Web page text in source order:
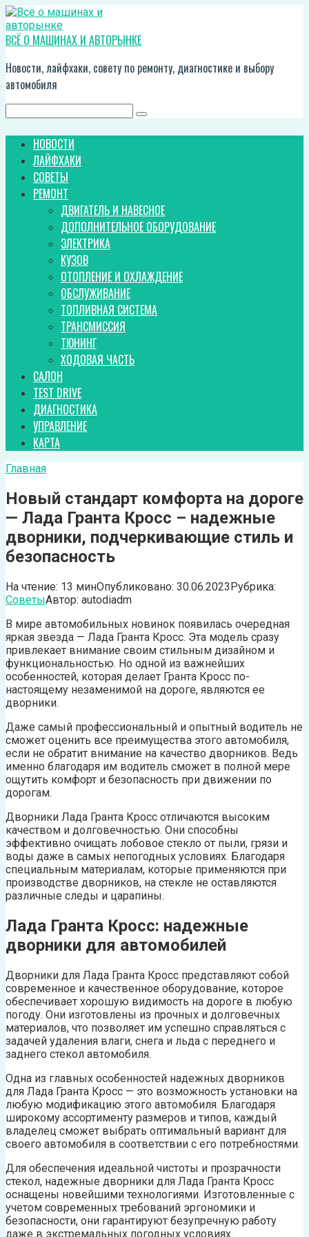
Перейти
к
контенту
ВСЁ О МАШИНАХ И АВТОРЫНКЕ
Новости, лайфхаки, совету по ремонту, диагностике и выбору
автомобиля
НОВОСТИ
ЛАЙФХАКИ
СОВЕТЫ
РЕМОНТ
ДВИГАТЕЛЬ И НАВЕСНОЕ
ДОПОЛНИТЕЛЬНОЕ ОБОРУДОВАНИЕ
ЭЛЕКТРИКА
КУЗОВ
ОТОПЛЕНИЕ И ОХЛАЖДЕНИЕ
ОБСЛУЖИВАНИЕ
ТОПЛИВНАЯ СИСТЕМА
ТРАНСМИССИЯ
ТЮНИНГ
ХОДОВАЯ ЧАСТЬ
САЛОН
TEST DRIVE
ДИАГНОСТИКА
УПРАВЛЕНИЕ
КАРТА
Главная
Новый стандарт комфорта на дороге
— Лада Гранта Кросс – надежные
дворники, подчеркивающие стиль и
безопасность
На чтение: 13 минОпубликовано: 30.06.2023Рубрика:
СоветыАвтор: autodiadm
В мире автомобильных новинок появилась очередная
яркая звезда — Лада Гранта Кросс. Эта модель сразу
привлекает внимание своим стильным дизайном и
функциональностью. Но одной из важнейших
особенностей, которая делает Гранта Кросс по-
настоящему незаменимой на дороге, являются ее
дворники.
Даже самый профессиональный и опытный водитель не
сможет оценить все преимущества этого автомобиля,
если не обратит внимание на качество дворников. Ведь
именно благодаря им водитель сможет в полной мере
ощутить комфорт и безопасность при движении по
дорогам.
Дворники Лада Гранта Кросс отличаются высоким
качеством и долговечностью. Они способны
эффективно очищать лобовое стекло от пыли, грязи и
воды даже в самых непогодных условиях. Благодаря
специальным материалам, которые применяются при
производстве дворников, на стекле не оставляются
различные следы и царапины.
Лада Гранта Кросс: надежные
дворники для автомобилей
Дворники для Лада Гранта Кросс представляют собой
современное и качественное оборудование, которое
обеспечивает хорошую видимость на дороге в любую
погоду. Они изготовлены из прочных и долговечных
материалов, что позволяет им успешно справляться с
задачей удаления влаги, снега и льда с переднего и
заднего стекол автомобиля.
Одна из главных особенностей надежных дворников
для Лада Гранта Кросс — это возможность установки на
любую модификацию этого автомобиля. Благодаря
широкому ассортименту размеров и типов, каждый
владелец сможет выбрать оптимальный вариант для
своего автомобиля в соответствии с его потребностями.
Для обеспечения идеальной чистоты и прозрачности
стекол, надежные дворники для Лада Гранта Кросс
оснащены новейшими технологиями. Изготовленные с
учетом современных требований эргономики и
безопасности, они гарантируют безупречную работу
даже в экстремальных погодных условиях.